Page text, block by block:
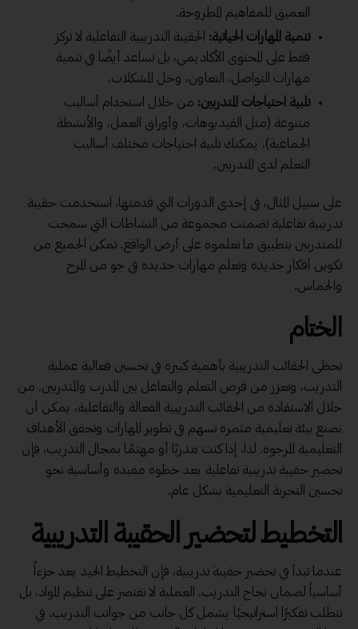
العميق للمفاهيم المطروحة.
تنمية المهارات الحياتية: الحقيبة التدريبية التفاعلية لا تركز
فقط على المحتوى الأكاديمي، بل تساعد أيضًا في تنمية
مهارات التواصل، التعاون، وحل المشكلات.
تلبية احتياجات المتدربين: من خلال استخدام أساليب
متنوعة (مثل الفيديوهات، وأوراق العمل، والأنشطة
الجماعية)، يمكنك تلبية احتياجات مختلف أساليب
التعلم لدى المتدربين.
على سبيل المثال، في إحدى الدورات التي قدمتها، استخدمت حقيبة
تدريبية تفاعلية تضمنت مجموعة من النشاطات التي سمحت
للمتدربين بتطبيق ما تعلموه على أرض الواقع. تمكن الجميع من
تكوين أفكار جديدة وتعلم مهارات جديدة في جو من المرح
والحماس.
الختام
تحظى الحقائب التدريبية بأهمية كبيرة في تحسين فعالية عملية
التدريب، وتعزز من فرص التعلم والتفاعل بين المدرب والمتدربين. من
خلال الاستفادة من الحقائب التدريبية الفعالة والتفاعلية، يمكن أن
نصنع بيئة تعليمية مثمرة تسهم في تطوير المهارات وتحقق الأهداف
التعليمية المرجوة. لذا، إذا كنت مدربًا أو مهتمًا بمجال التدريب، فإن
تحضير حقيبة تدريبية تفاعلية يعد خطوة مفيدة وأساسية نحو
تحسين التجربة التعليمية بشكل عام.
التخطيط لتحضير الحقيبة التدريبية
عندما تبدأ في تحضير حقيبة تدريبية، فإن التخطيط الجيد يعد جزءاً
أساسياً لضمان نجاح التدريب. العملية لا تقتصر على تنظيم المواد، بل
تتطلب تفكيرًا استراتيجيًا يشمل كل جانب من جوانب التدريب. في